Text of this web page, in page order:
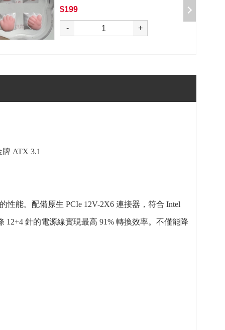
選購
ATX 3.1
性能。配備原生 PCIe 12V-2X6 連接器，符合 Intel
12+4 針的電源線實現最高 91% 轉換效率。不僅能降